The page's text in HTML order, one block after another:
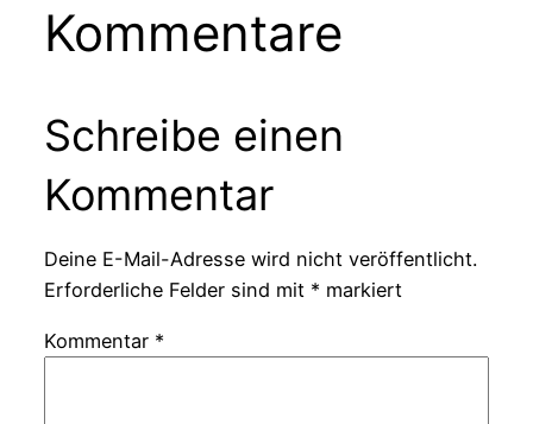
Kommentare
Schreibe einen
Kommentar
Deine E-Mail-Adresse wird nicht veröffentlicht.
Erforderliche Felder sind mit * markiert
Kommentar *